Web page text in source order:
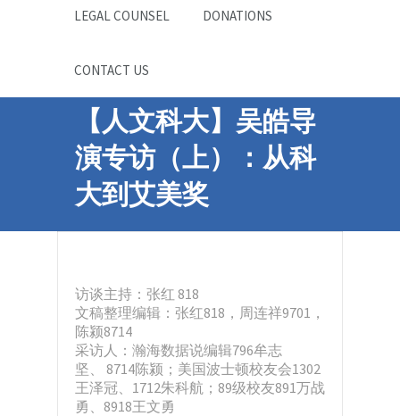
LEGAL COUNSEL DONATIONS
CONTACT US
【人文科大】吴皓导
演专访（上）：从科
大到艾美奖
访谈主持：张红 818
文稿整理编辑：张红818，周连祥9701，
陈颍8714
采访人：瀚海数据说编辑796牟志
坚、 8714陈颍；美国波士顿校友会1302
王泽冠、1712朱科航；89级校友891万战
勇、8918王文勇